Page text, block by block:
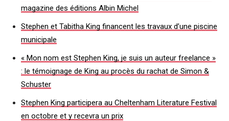
magazine des éditions Albin Michel
Stephen et Tabitha King financent les travaux d’une piscine
municipale
« Mon nom est Stephen King, je suis un auteur freelance »
: le témoignage de King au procès du rachat de Simon &
Schuster
Stephen King participera au Cheltenham Literature Festival
en octobre et y recevra un prix